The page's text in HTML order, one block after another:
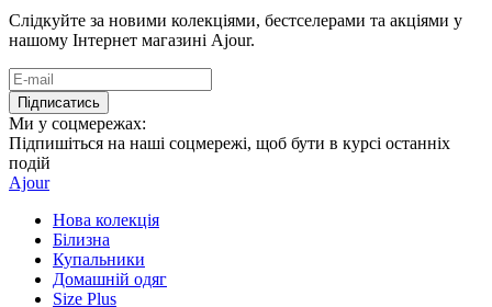
Слідкуйте за новими колекціями, бестселерами та акціями у
нашому Інтернет магазині Ajour.
Підписатись
Ми у соцмережах:
Підпишіться на наші соцмережі, щоб бути в курсі останніх
подій
Ajour
Нова колекція
Білизна
Купальники
Домашній одяг
Size Plus